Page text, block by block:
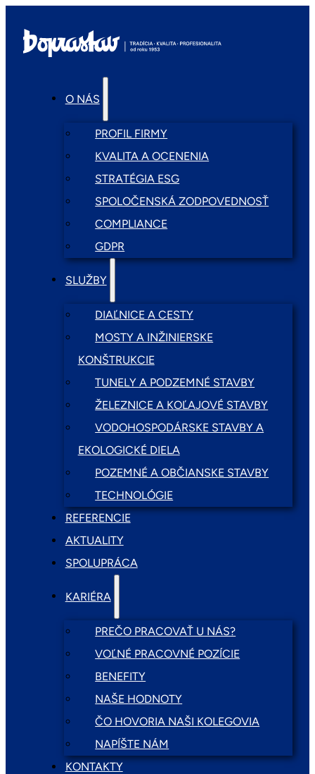
O NÁS
PROFIL FIRMY
KVALITA A OCENENIA
STRATÉGIA ESG
SPOLOČENSKÁ ZODPOVEDNOSŤ
COMPLIANCE
GDPR
SLUŽBY
DIAĽNICE A CESTY
MOSTY A INŽINIERSKE
KONŠTRUKCIE
TUNELY A PODZEMNÉ STAVBY
ŽELEZNICE A KOĽAJOVÉ STAVBY
VODOHOSPODÁRSKE STAVBY A
EKOLOGICKÉ DIELA
POZEMNÉ A OBČIANSKE STAVBY
TECHNOLÓGIE
REFERENCIE
AKTUALITY
SPOLUPRÁCA
KARIÉRA
PREČO PRACOVAŤ U NÁS?
VOĽNÉ PRACOVNÉ POZÍCIE
BENEFITY
NAŠE HODNOTY
ČO HOVORIA NAŠI KOLEGOVIA
NAPÍŠTE NÁM
KONTAKTY